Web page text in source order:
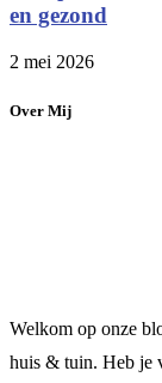
en gezond
2 mei 2026
Over Mij
Welkom op onze
huis & tuin. Heb je